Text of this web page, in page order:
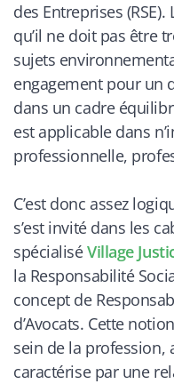
des Entreprises
qu’il ne doit pas être
sujets
engagement pour un
dans un cadre
est applicable dans
professionnelle,
C’est donc assez
s’est invité dans les
spécialiséVillage
la Responsabilité
concept de
d’Avocats. Cette
sein de la profession,
caractérise par une